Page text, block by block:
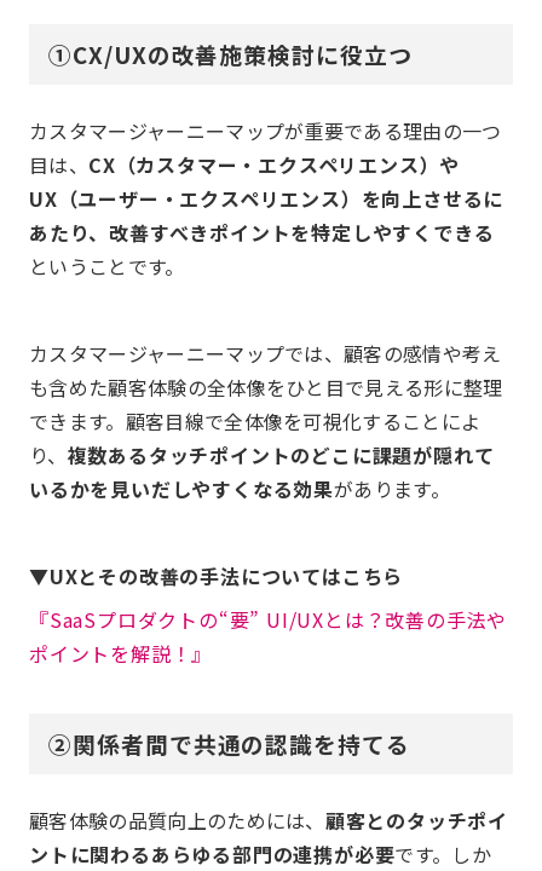
①CX/UXの改善施策検討に役立つ
カスタマージャーニーマップが重要である理由の一つ
目は、 CX（カスタマー・エクスペリエンス）や
UX（ユーザー・エクスペリエンス）を向上させるに
あたり、改善すべきポイントを特定しやすくできる
ということです。
カスタマージャーニーマップでは、顧客の感情や考え
も含めた顧客体験の全体像をひと目で見える形に整理
できます。顧客目線で全体像を可視化することによ
り、 複数あるタッチポイントのどこに課題が隠れて
いるかを見いだしやすくなる効果があります。
▼UXとその改善の手法についてはこちら
『SaaSプロダクトの“要” UI/UXとは？改善の手法や
ポイントを解説！』
②関係者間で共通の認識を持てる
顧客体験の品質向上のためには、 顧客とのタッチポイ
ントに関わるあらゆる部門の連携が必要です。しか